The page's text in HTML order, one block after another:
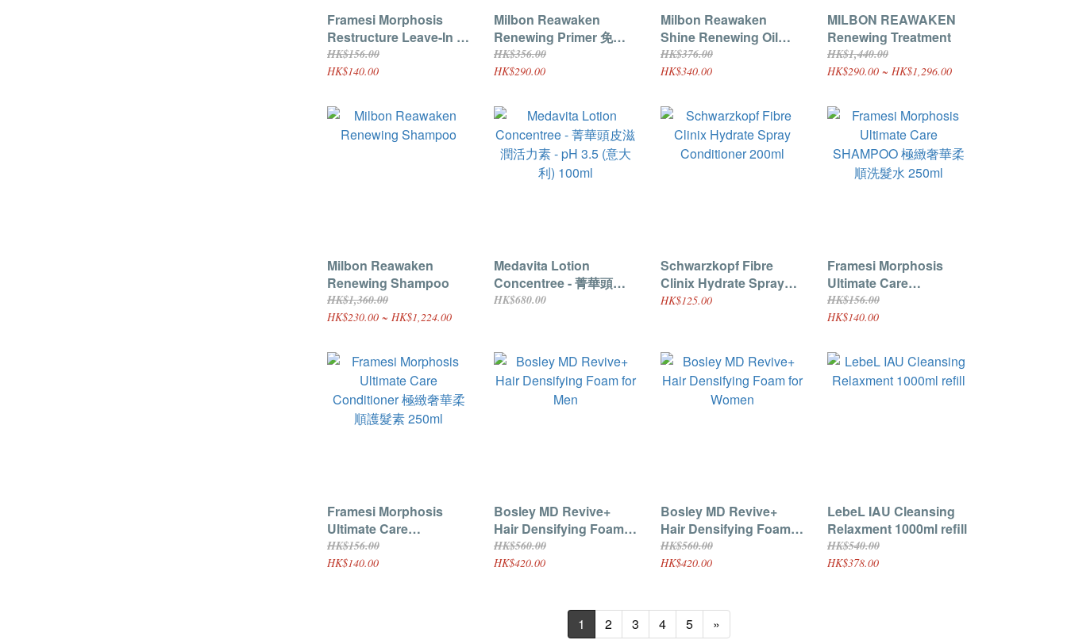
Framesi Morphosis
Restructure Leave-In 重
組免沖噴霧 150ml
HK$156.00
HK$140.00
Milbon Reawaken
Renewing Primer 免沖
洗精華 120ml
HK$356.00
HK$290.00
Milbon Reawaken
Shine Renewing Oil
Shampoo 150g
HK$376.00
HK$340.00
MILBON REAWAKEN
Renewing Treatment
HK$1,440.00
HK$290.00 ~ HK$1,296.00
Milbon Reawaken
Renewing Shampoo
HK$1,360.00
HK$230.00 ~ HK$1,224.00
Medavita Lotion
Concentree - 菁華頭皮
滋潤活力素 - pH 3.5 (意
HK$680.00
Schwarzkopf Fibre
Clinix Hydrate Spray
Conditioner 200ml
HK$125.00
Framesi Morphosis
Ultimate Care
SHAMPOO 極緻奢華柔
順洗髮水 250ml
HK$156.00
HK$140.00
Framesi Morphosis
Ultimate Care
Conditioner 極緻奢華柔
順護髮素 250ml
HK$156.00
HK$140.00
Bosley MD Revive+
Hair Densifying Foam
for Men
HK$560.00
HK$420.00
Bosley MD Revive+
Hair Densifying Foam
for Women
HK$560.00
HK$420.00
LebeL IAU Cleansing
Relaxment 1000ml refill
HK$540.00
HK$378.00
1 2 3 4 5 »